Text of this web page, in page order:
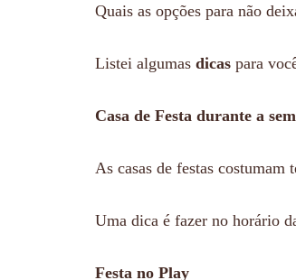
Quais as opções para não
Listei algumas dicas para
Casa de Festa durante a
As casas de festas costumam
Uma dica é fazer no horário
Festa no Play